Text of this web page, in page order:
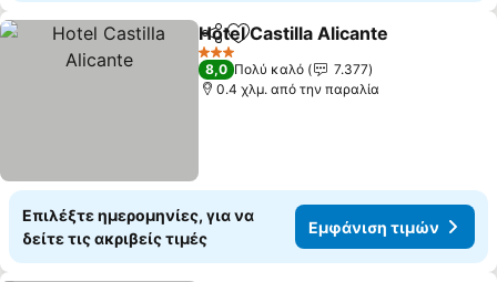
Κοινοποίηση
Προσθήκη στα αγαπημένα
Hotel Castilla Alicante
3 Αστέρια
8,0 Πολύ καλό
7.377
0.4 χλμ. από την παραλία
Επιλέξτε ημερομηνίες, για να
δείτε τις ακριβείς τιμές
Εμφάνιση τιμών